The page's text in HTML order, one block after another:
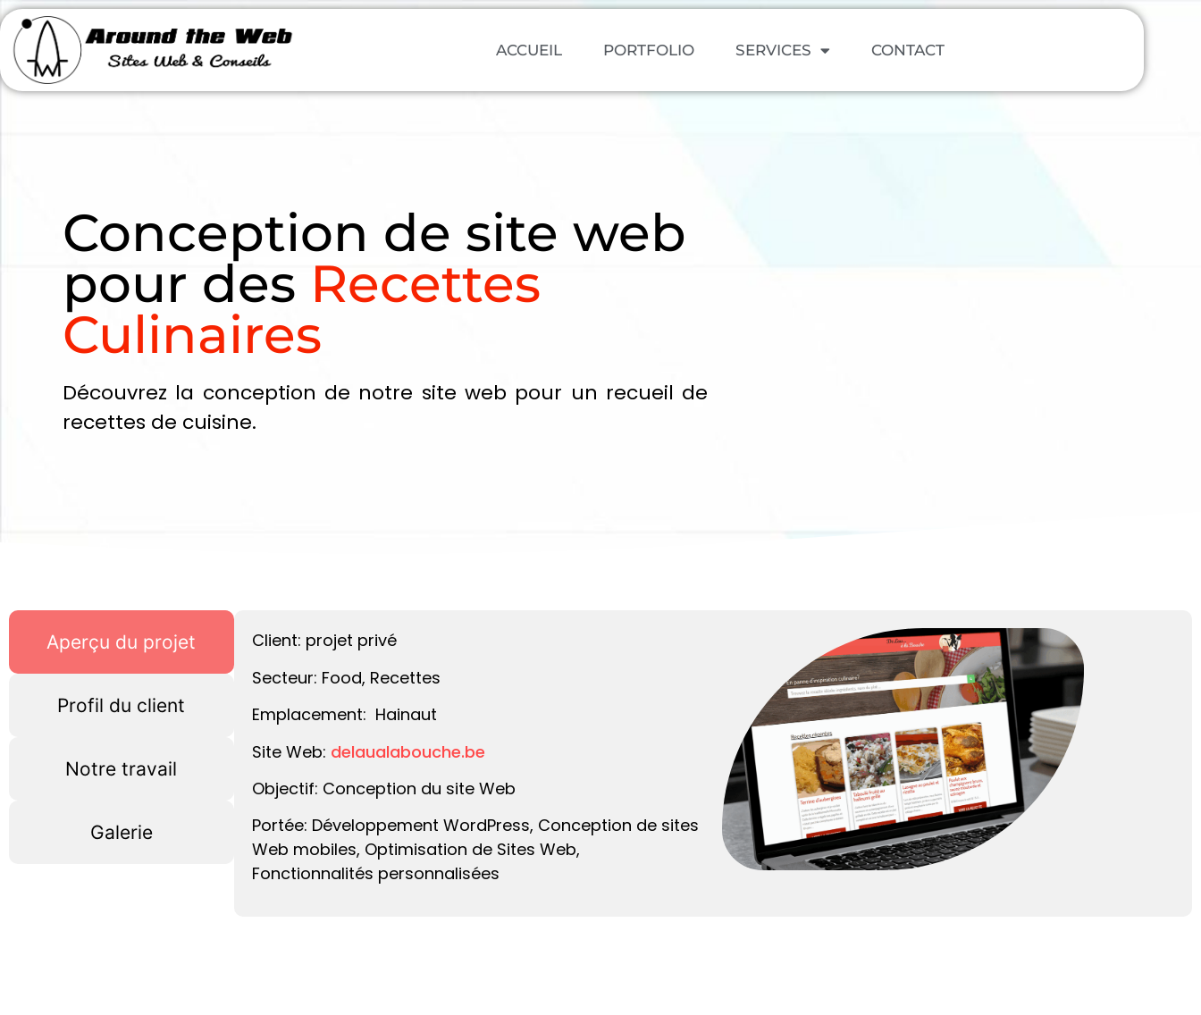
ACCUEIL PORTFOLIO SERVICES CONTACT
Conception de site web
pour des Recettes
Culinaires
Découvrez la conception de notre site web pour un recueil de
recettes de cuisine.
Aperçu du projet
Profil du client
Notre travail
Galerie
Client: projet privé
Secteur: Food, Recettes
Emplacement: Hainaut
Site Web: delaualabouche.be
Objectif: Conception du site Web
Portée: Développement WordPress, Conception de sites
Web mobiles, Optimisation de Sites Web,
Fonctionnalités personnalisées